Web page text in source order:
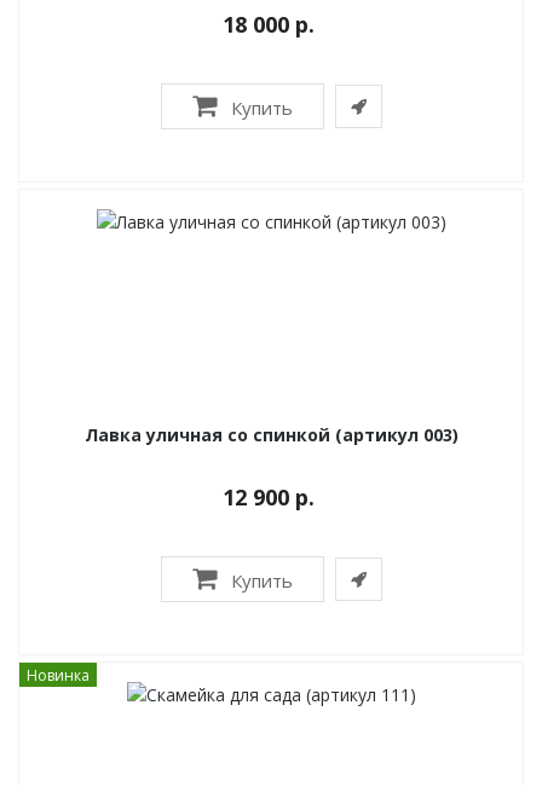
18 000 р.
Купить
Лавка уличная со спинкой (артикул 003)
12 900 р.
Купить
Новинка